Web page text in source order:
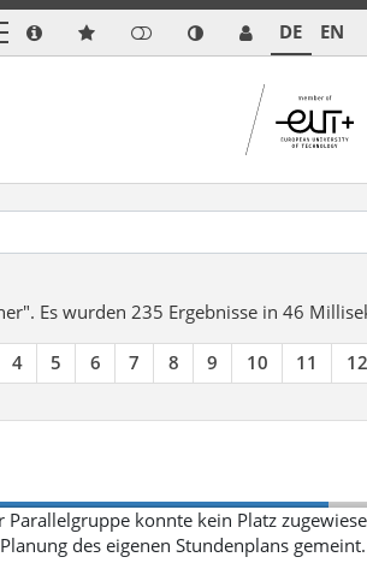
DE EN
Es wurden 235 Ergebnisse in 46
4 5 6 7 8 9 10 11 12
Parallelgruppe konnte kein Platz
des eigenen Stundenplans